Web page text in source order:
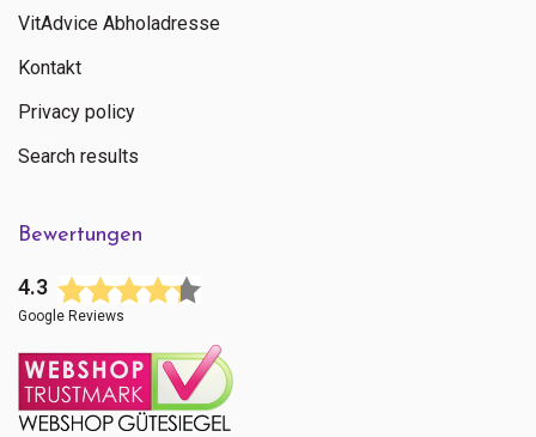
VitAdvice Abholadresse
Kontakt
Privacy policy
Search results
Bewertungen
4.3
Google Reviews